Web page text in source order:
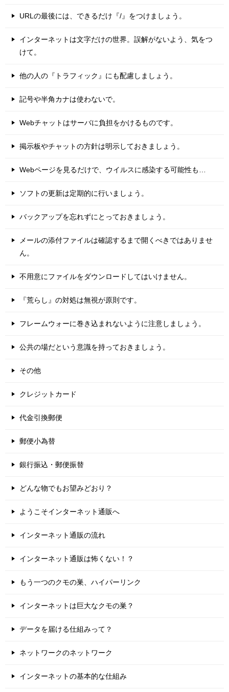
URLの最後には、できるだけ『/』をつけましょう。
インターネットは文字だけの世界。誤解がないよう、気をつ
けて。
他の人の『トラフィック』にも配慮しましょう。
記号や半角カナは使わないで。
Webチャットはサーバに負担をかけるものです。
掲示板やチャットの方針は明示しておきましょう。
Webページを見るだけで、ウイルスに感染する可能性も…
ソフトの更新は定期的に行いましょう。
バックアップを忘れずにとっておきましょう。
メールの添付ファイルは確認するまで開くべきではありませ
ん。
不用意にファイルをダウンロードしてはいけません。
『荒らし』の対処は無視が原則です。
フレームウォーに巻き込まれないように注意しましょう。
公共の場だという意識を持っておきましょう。
その他
クレジットカード
代金引換郵便
郵便小為替
銀行振込・郵便振替
どんな物でもお望みどおり？
ようこそインターネット通販へ
インターネット通販の流れ
インターネット通販は怖くない！？
もう一つのクモの巣、ハイパーリンク
インターネットは巨大なクモの巣？
データを届ける仕組みって？
ネットワークのネットワーク
インターネットの基本的な仕組み